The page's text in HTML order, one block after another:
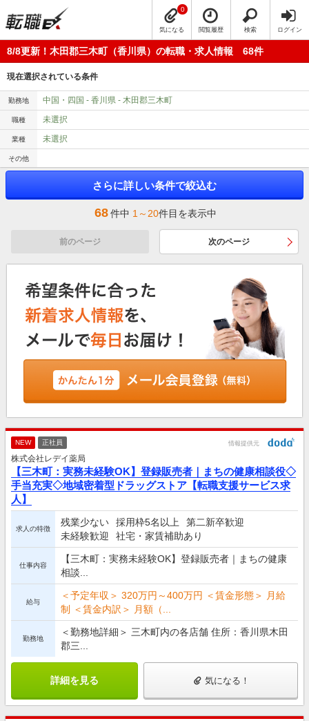
気になる
0
閲覧履歴 検索 ログイン
8/8更新！木田郡三木町（香川県）の転職・求人情報 68件
現在選択されている条件
勤務地 中国・四国 - 香川県 - 木田郡三木町
職種 未選択
業種 未選択
その他
さらに詳しい条件で絞込む
68件中 1～20件目を表示中
前のページ 次のページ
NEW 正社員 情報提供元
株式会社レデイ薬局
【三木町：実務未経験OK】登録販売者｜まちの健康相談役◇
手当充実◇地域密着型ドラッグストア【転職支援サービス求
人】
求人の特徴
残業少ない 採用枠5名以上
第二新卒歓迎
未経験歓迎
社宅・家賃補助あり
仕事内容
【三木町：実務未経験OK】登録販売者｜まちの健康
相談...
給与
＜予定年収＞ 320万円～400万円 ＜賃金形態＞ 月給
制 ＜賃金内訳＞ 月額（...
勤務地
＜勤務地詳細＞ 三木町内の各店舗 住所：香川県木田
郡三...
詳細を見る 気になる！